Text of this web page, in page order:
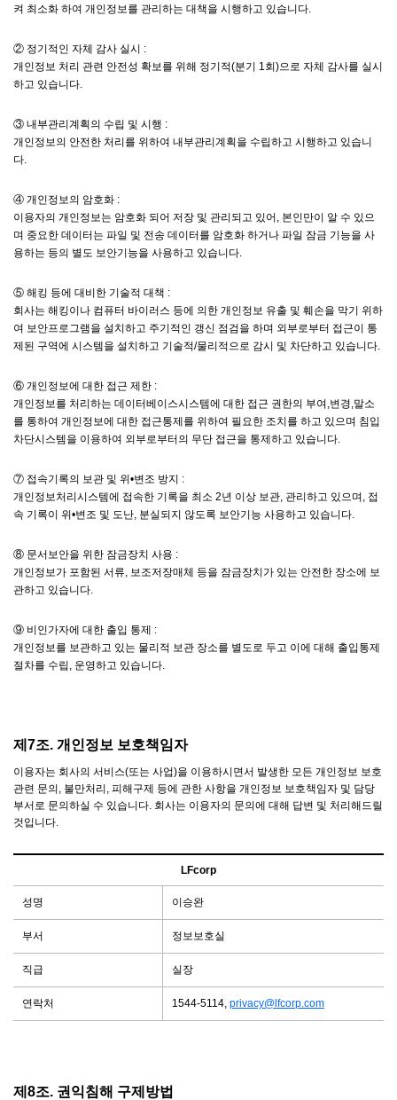
켜 최소화 하여 개인정보를 관리하는 대책을 시행하고 있습니다.
② 정기적인 자체 감사 실시 :
개인정보 처리 관련 안전성 확보를 위해 정기적(분기 1회)으로 자체 감사를 실시
하고 있습니다.
③ 내부관리계획의 수립 및 시행 :
개인정보의 안전한 처리를 위하여 내부관리계획을 수립하고 시행하고 있습니
다.
④ 개인정보의 암호화 :
이용자의 개인정보는 암호화 되어 저장 및 관리되고 있어, 본인만이 알 수 있으
며 중요한 데이터는 파일 및 전송 데이터를 암호화 하거나 파일 잠금 기능을 사
용하는 등의 별도 보안기능을 사용하고 있습니다.
⑤ 해킹 등에 대비한 기술적 대책 :
회사는 해킹이나 컴퓨터 바이러스 등에 의한 개인정보 유출 및 훼손을 막기 위하
여 보안프로그램을 설치하고 주기적인 갱신 점검을 하며 외부로부터 접근이 통
제된 구역에 시스템을 설치하고 기술적/물리적으로 감시 및 차단하고 있습니다.
⑥ 개인정보에 대한 접근 제한 :
개인정보를 처리하는 데이터베이스시스템에 대한 접근 권한의 부여,변경,말소
를 통하여 개인정보에 대한 접근통제를 위하여 필요한 조치를 하고 있으며 침입
차단시스템을 이용하여 외부로부터의 무단 접근을 통제하고 있습니다.
⑦ 접속기록의 보관 및 위•변조 방지 :
개인정보처리시스템에 접속한 기록을 최소 2년 이상 보관, 관리하고 있으며, 접
속 기록이 위•변조 및 도난, 분실되지 않도록 보안기능 사용하고 있습니다.
⑧ 문서보안을 위한 잠금장치 사용 :
개인정보가 포함된 서류, 보조저장매체 등을 잠금장치가 있는 안전한 장소에 보
관하고 있습니다.
⑨ 비인가자에 대한 출입 통제 :
개인정보를 보관하고 있는 물리적 보관 장소를 별도로 두고 이에 대해 출입통제
절차를 수립, 운영하고 있습니다.
제7조. 개인정보 보호책임자
이용자는 회사의 서비스(또는 사업)을 이용하시면서 발생한 모든 개인정보 보호
관련 문의, 불만처리, 피해구제 등에 관한 사항을 개인정보 보호책임자 및 담당
부서로 문의하실 수 있습니다. 회사는 이용자의 문의에 대해 답변 및 처리해드릴
것입니다.
LFcorp
성명 이승완
부서 정보보호실
직급 실장
연락처 1544-5114, privacy@lfcorp.com
제8조. 권익침해 구제방법